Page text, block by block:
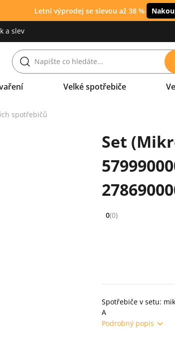
Letní výprodej se slevou až 38 %
a slev
Velké spotřebiče
spotřebičů
Set
Hodnocení: 0 z 5 (0
0(0)
Spotřebiče v setu:
A
Podrobný popis